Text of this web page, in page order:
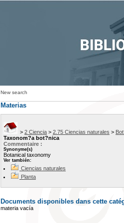
New search
Materias
> 2 Ciencia > 2.75 Ciencias naturales >
Taxonom?a bot?nica
Commentaire :
Synonyme(s)
Botanical taxonomy
Ver también:
Ciencias naturales
Planta
Documents disponibles dans cette
materia vacía